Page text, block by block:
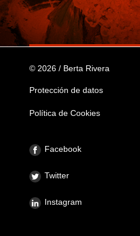
© 2026 / Berta Rivera
Protección de datos
Política de Cookies
Facebook
Twitter
Instagram